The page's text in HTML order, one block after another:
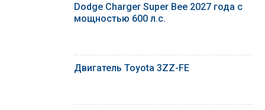
Dodge Charger Super Bee 2027 года с
мощностью 600 л.с.
Двигатель Toyota 3ZZ-FE